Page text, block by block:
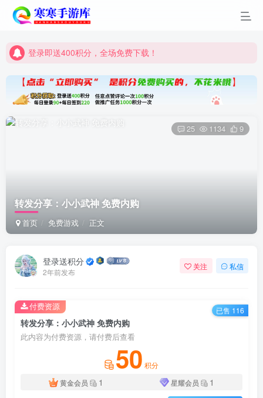
登录即送400积分，全场免费下载！
登录即送400积分，全场免费下载！
点进来看看新手教程
转发分享：小小武神 免费内购
首页 免费游戏 正文
25 1134 9
登录送积分
2年前发布
关注 私信
转发分享：小小武神 免费内购
此内容为付费资源，请付费后查看
50 积分
黄金会员
1 星耀会员 1
付费资源 已售 116